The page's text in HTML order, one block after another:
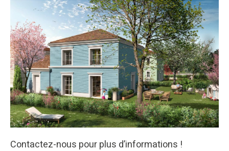
Contactez-nous pour plus d’informations !